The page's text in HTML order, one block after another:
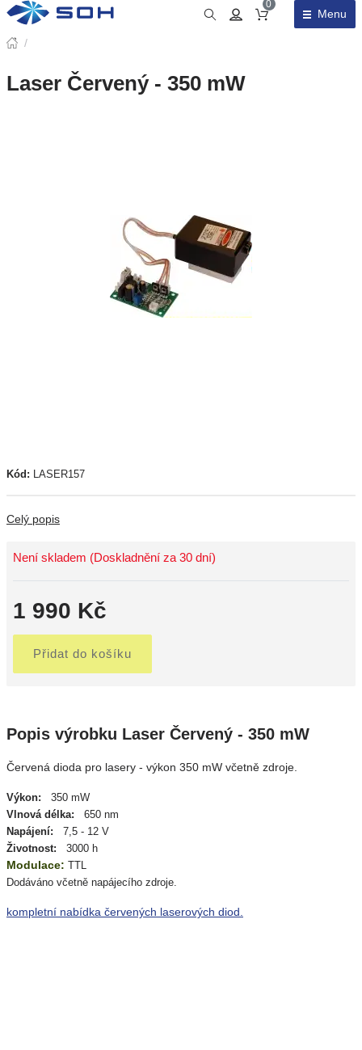
Obsah košíku
0
Menu
/
Laser Červený - 350 mW
Kód: LASER157
Celý popis
Není skladem (Doskladnění za 30 dní)
1 990 Kč
Přidat do košíku
Popis výrobku Laser Červený - 350 mW
Červená dioda pro lasery - výkon 350 mW včetně zdroje.
Výkon: 350 mW
Vlnová délka: 650 nm
Napájení: 7,5 - 12 V
Životnost: 3000 h
Modulace: TTL
Dodáváno včetně napájecího zdroje.
kompletní nabídka červených laserových diod.